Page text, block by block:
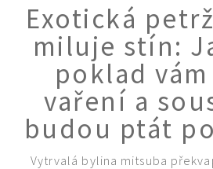
Exotická
miluje stín:
poklad
vaření a
budou ptát
Vytrvalá bylina mitsuba